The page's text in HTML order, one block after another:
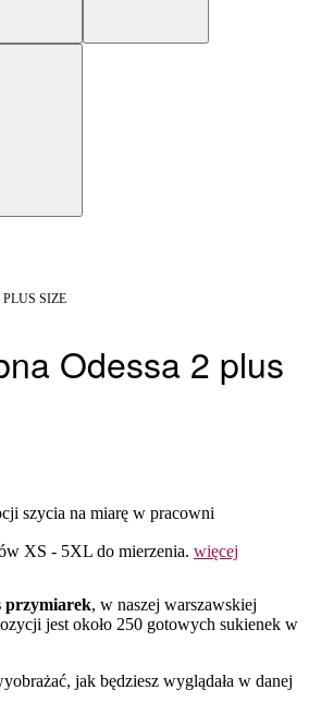
SIZE
Odessa 2 plus
szycia na miarę w pracowni
XS - 5XL do mierzenia. więcej
przymiarek, w naszej warszawskiej
jest około 250 gotowych sukienek w
jak będziesz wyglądała w danej